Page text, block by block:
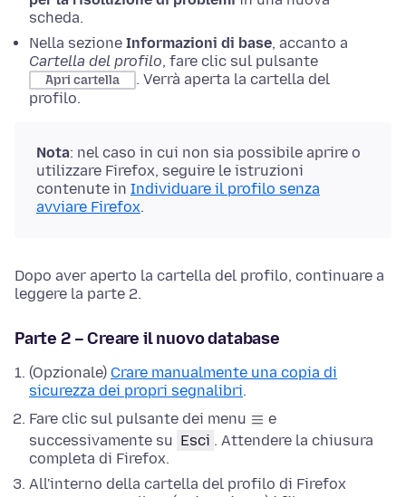
scheda.
Nella sezione Informazioni di base, accanto a
Cartella del profilo, fare clic sul pulsante
Apri cartella . Verrà aperta la cartella del
profilo.
Nota: nel caso in cui non sia possibile aprire o
utilizzare Firefox, seguire le istruzioni
contenute in Individuare il profilo senza
avviare Firefox.
Dopo aver aperto la cartella del profilo, continuare a
leggere la parte 2.
Parte 2 – Creare il nuovo database
(Opzionale) Crare manualmente una copia di
sicurezza dei propri segnalibri.
Fare clic sul pulsante dei menu
e
successivamente su Esci . Attendere la chiusura
completa di Firefox.
All'interno della cartella del profilo di Firefox